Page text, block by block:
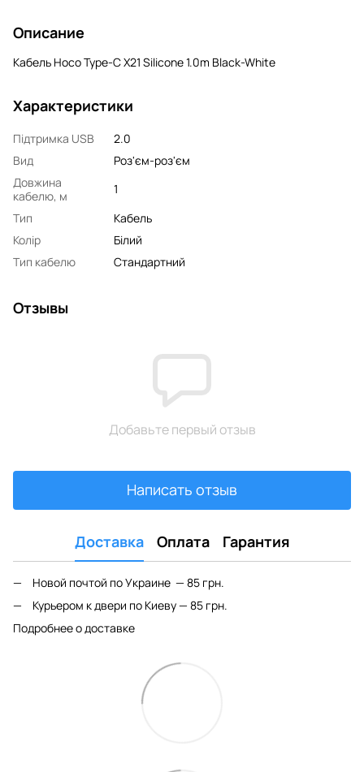
Описание
Кабель Hoco Type-C X21 Silicone 1.0m Black-White
Характеристики
Підтримка USB
2.0
Вид
Роз'єм-роз'єм
Довжина
кабелю, м
1
Тип
Кабель
Колір
Білий
Тип кабелю
Стандартний
Отзывы
Добавьте первый отзыв
Написать отзыв
Доставка Оплата Гарантия
Новой почтой по Украине — 85 грн.
Курьером к двери по Киеву — 85 грн.
Подробнее о доставке